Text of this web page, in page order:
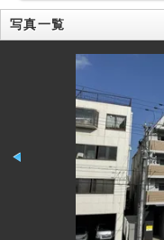
写真一覧